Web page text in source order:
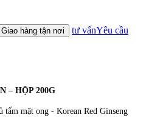
Giao hàng tận nơi tư vấnYêu cầu
– HỘP 200G
tẩm mật ong - Korean Red Ginseng